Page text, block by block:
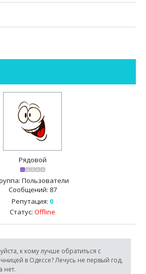
Рядовой
Пользователи
Сообщений: 87
Репутация: 0
Статус: Offline
к кому лучше обратиться с
в Одессе? Лечусь не первый год,
нет.